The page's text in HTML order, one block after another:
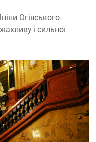
Огінського-
і сильної